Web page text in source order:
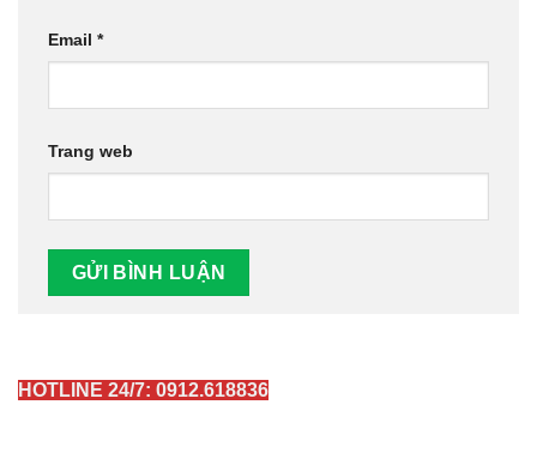
Email *
Trang web
HOTLINE 24/7: 0912.618836